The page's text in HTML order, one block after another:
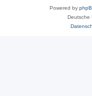
Powered by
Deutsche